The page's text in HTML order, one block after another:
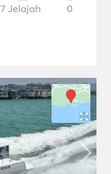
7 Jelajah 0